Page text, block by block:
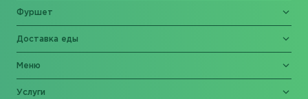
Фуршет
Доставка еды
Меню
Услуги